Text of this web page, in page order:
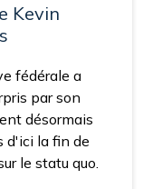
Kevin
fédérale a
par son
désormais
d'ici la fin de
le statu quo.